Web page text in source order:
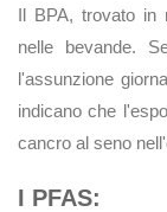
Il BPA, trovato in
nelle bevande.
l'assunzione
indicano che
cancro al seno
I PFAS: